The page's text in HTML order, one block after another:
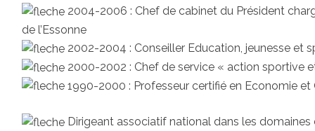
2004-2006 : Chef de cabinet du Président
de l’Essonne
2002-2004 : Conseiller Education, jeunesse et
2000-2002 : Chef de service « action sportive
1990-2000 : Professeur certifié en Economie
Dirigeant associatif national dans les domaines